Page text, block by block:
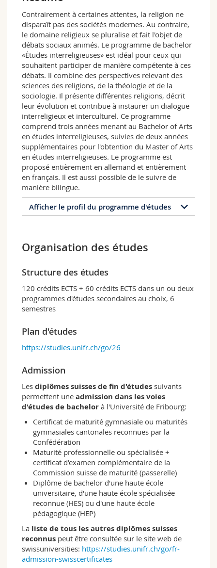
Interfacultaire
Doctorants
Programme des cours
MyUnifr
Contrairement à certaines attentes, la religion ne
disparaît pas des sociétés modernes. Au contraire,
le domaine religieux se pluralise et fait l'objet de
débats sociaux animés. Le programme de bachelor
«Études interreligieuses» est idéal pour ceux qui
souhaitent participer de manière compétente à ces
débats. Il combine des perspectives relevant des
sciences des religions, de la théologie et de la
sociologie. Il présente différentes religions, décrit
leur évolution et contribue à instaurer un dialogue
interreligieux et interculturel. Ce programme
comprend trois années menant au Bachelor of Arts
en études interreligieuses, suivies de deux années
supplémentaires pour l'obtention du Master of Arts
en études interreligieuses. Le programme est
proposé entièrement en allemand et entièrement
en français. Il est aussi possible de le suivre de
manière bilingue.
Afficher le profil du programme d'études
Ce programme de bachelor donne accès à des
connaissances de base sur la compréhension
des différentes religions, leur histoire, leurs
croyances et leurs pratiques. Il aborde les
questions du dialogue interreligieux, de
l'éthique interreligieuse et des enjeux liés aux
religions dans la société. Outre un large choix
en études interreligieuses met l'accent sur les
questions de politique et religion et de
nouvelles spiritualités et approfondit les
dialogue interreligieux. Ce programme d'études
interfacultaire et interdisciplinaire.
Profil fribourgeois
ouverte, associée à un niveau d'enseignement
élevé caractérisent le programme en études
interreligieuses à Fribourg. Un atout pour des
études réparties sur plusieurs Facultés: les
distances sont courtes, les enseignantes et
enseignants sont accessibles, les études
peuvent ainsi être adaptées à vos besoins. Des
étudiantes et étudiants issus de cultures et de
contextes idéologiques différents se
rencontrent et s'enrichissent mutuellement de
leurs perspectives. L'information, la réflexion
personnelle et l'échange caractérisent
l'enseignement.
Organisation des études
Structure des études
120 crédits ECTS + 60 crédits ECTS dans un ou deux
programmes d'études secondaires au choix, 6
semestres
Plan d'études
https://studies.unifr.ch/go/26
Admission
Les diplômes suisses de fin d'études suivants
permettent une admission dans les voies
d'études de bachelor à l'Université de Fribourg:
Certificat de maturité gymnasiale ou maturités
gymnasiales cantonales reconnues par la
Confédération
Maturité professionnelle ou spécialisée +
certificat d'examen complémentaire de la
Commission suisse de maturité (passerelle)
Diplôme de bachelor d'une haute école
universitaire, d'une haute école spécialisée
reconnue (HES) ou d'une haute école
pédagogique (HEP)
La liste de tous les autres diplômes suisses
reconnus peut être consultée sur le site web de
swissuniversities: https://studies.unifr.ch/go/fr-
admission-swisscertificates